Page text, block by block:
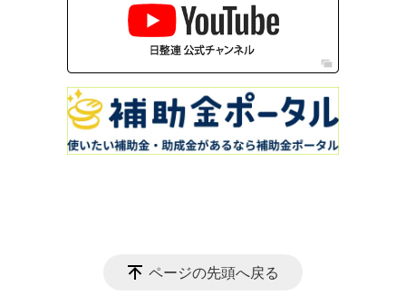
ページの先頭へ戻る